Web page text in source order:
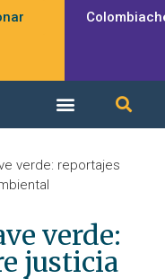
verde: reportajes
verde:
justicia